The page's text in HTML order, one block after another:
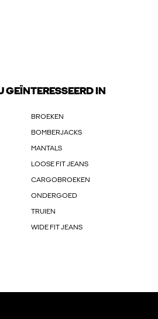
GEÏNTERESSEERD IN
BROEKEN
BOMBERJACKS
MANTALS
LOOSE FIT JEANS
CARGOBROEKEN
ONDERGOED
TRUIEN
WIDE FIT JEANS